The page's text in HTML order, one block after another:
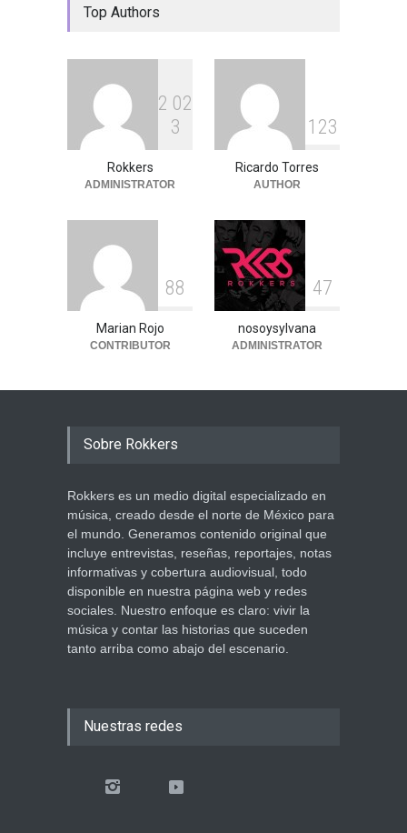
Top Authors
2 02
3
Rokkers
ADMINISTRATOR
1 23
Ricardo Torres
AUTHOR
88
Marian Rojo
CONTRIBUTOR
47
nosoysylvana
ADMINISTRATOR
Sobre Rokkers
Rokkers es un medio digital especializado en
música, creado desde el norte de México para
el mundo. Generamos contenido original que
incluye entrevistas, reseñas, reportajes, notas
informativas y cobertura audiovisual, todo
disponible en nuestra página web y redes
sociales. Nuestro enfoque es claro: vivir la
música y contar las historias que suceden
tanto arriba como abajo del escenario.
Nuestras redes